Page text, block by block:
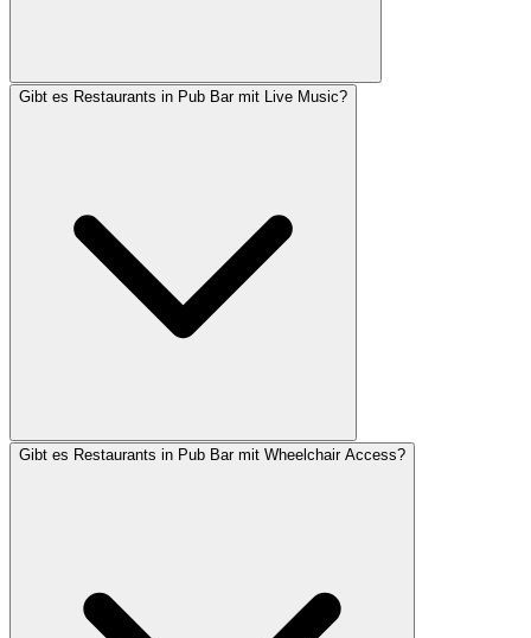
Gibt es Restaurants in Pub Bar mit Live Music?
Gibt es Restaurants in Pub Bar mit Wheelchair Access?